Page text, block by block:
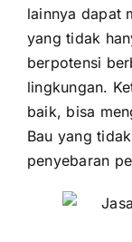
lainnya dapat
yang tidak
berpotensi
lingkungan.
baik, bisa
Bau yang
penyebaran